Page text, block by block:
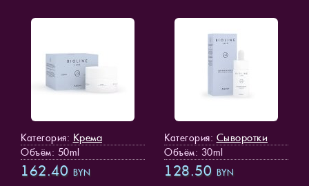
Категория: Крема
Объём: 50ml
162.40 BYN
Категория: Сыворотки
Объём: 30ml
128.50 BYN